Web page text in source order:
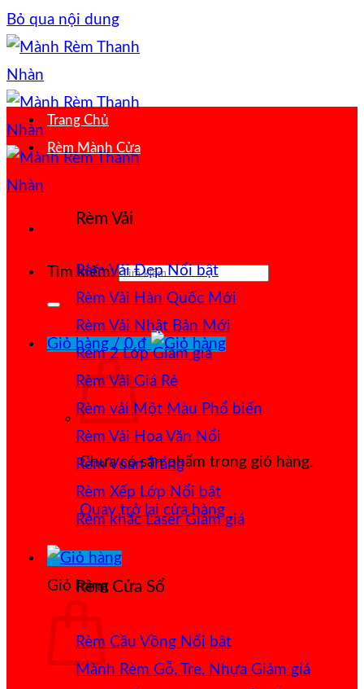
Bỏ qua nội dung
Tìm kiếm:
Giỏ hàng /0₫
Chưa có sản phẩm trong giỏ hàng.
Quay trở lại cửa hàng
Giỏ hàng
Trang Chủ
Rèm Mành Cửa
Rèm Vải
Rèm Vải Đẹp
Rèm Vải Hàn Quốc
Rèm Vải Nhật Bản
Rèm 2 Lớp
Rèm Vải Giá Rẻ
Rèm vải Một Màu
Rèm Vải Hoa Văn Nổi
Rèm Voan Trắng
Rèm Xếp Lớp
Rèm khắc Laser
Rèm Cửa Sổ
Rèm Cầu Vồng
Mành Rèm Gỗ, Tre, Nhựa